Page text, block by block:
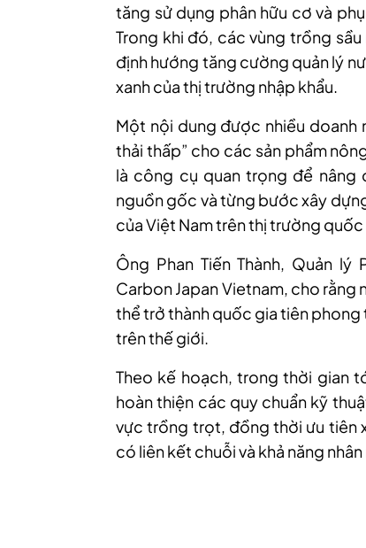
tăng sử dụng phân hữu cơ và
Trong khi đó, các vùng trồng
định hướng tăng cường quản lý
xanh của thị trường nhập khẩu.
Một nội dung được nhiều doanh
thải thấp” cho các sản phẩm
là công cụ quan trọng để nâng
nguồn gốc và từng bước xây
của Việt Nam trên thị trường
Ông Phan Tiến Thành, Quản
Carbon Japan Vietnam, cho rằng
thể trở thành quốc gia tiên phong
trên thế giới.
Theo kế hoạch, trong thời gian
hoàn thiện các quy chuẩn kỹ
vực trồng trọt, đồng thời ưu tiên
có liên kết chuỗi và khả năng